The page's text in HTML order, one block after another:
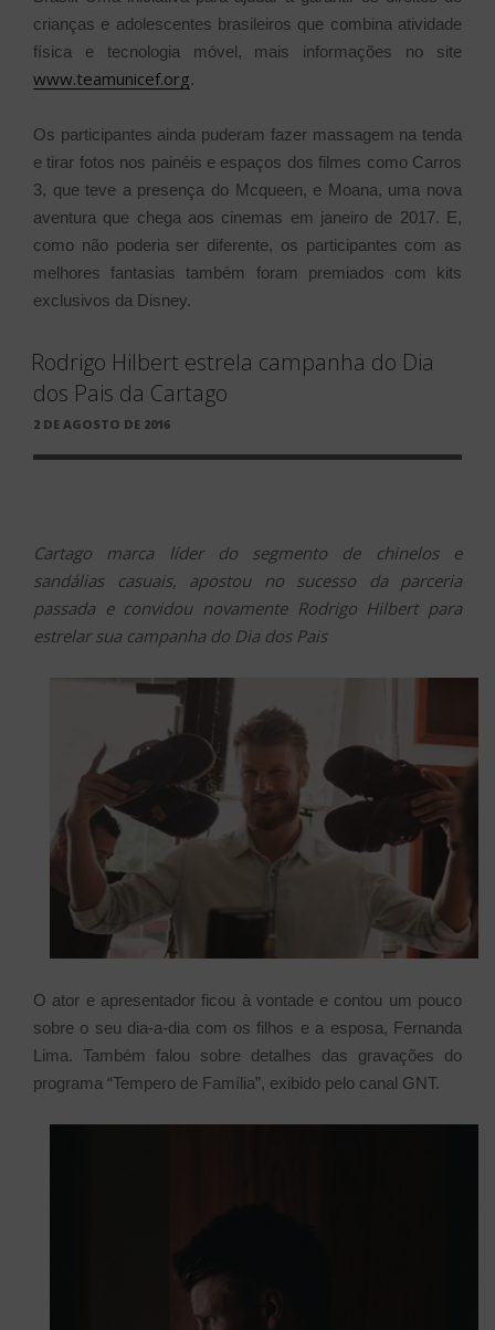
crianças e adolescentes brasileiros que combina atividade
física e tecnologia móvel, mais informações no site
www.teamunicef.org.
Os participantes ainda puderam fazer massagem na tenda
e tirar fotos nos painéis e espaços dos filmes como Carros
3, que teve a presença do Mcqueen, e Moana, uma nova
aventura que chega aos cinemas em janeiro de 2017. E,
como não poderia ser diferente, os participantes com as
melhores fantasias também foram premiados com kits
exclusivos da Disney.
Rodrigo Hilbert estrela campanha do Dia
dos Pais da Cartago
PUBLICADO
2 DE AGOSTO DE 2016
Cartago marca líder do segmento de chinelos e
sandálias casuais, apostou no sucesso da parceria
passada e convidou novamente Rodrigo Hilbert para
estrelar sua campanha do Dia dos Pais
O ator e apresentador ficou à vontade e contou um pouco
sobre o seu dia-a-dia com os filhos e a esposa, Fernanda
Lima. Também falou sobre detalhes das gravações do
programa “Tempero de Família”, exibido pelo canal GNT.